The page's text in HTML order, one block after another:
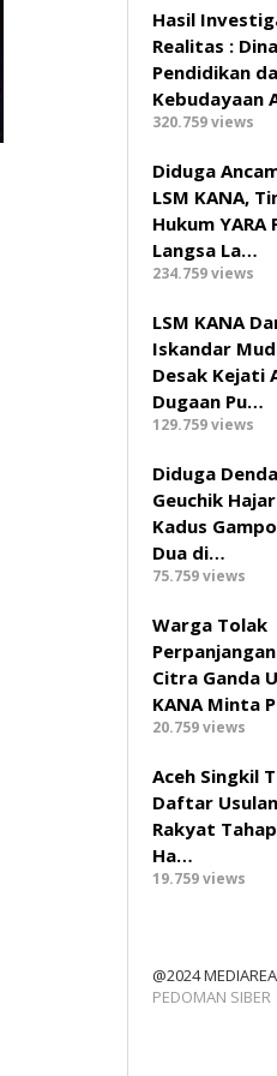
Hasil
Realitas :
Pendidikan
Kebudayaan
320.759 views
Diduga
LSM KANA,
Hukum YARA
Langsa La…
234.759 views
LSM KANA
Iskandar
Desak Kejati
Dugaan Pu…
129.759 views
Diduga
Geuchik
Kadus
Dua di…
75.759 views
Warga Tolak
Perpanjangan
Citra Ganda
KANA Minta
20.759 views
Aceh Singkil
Daftar
Rakyat
Ha…
19.759 views
@2024
PEDOMAN SIBER